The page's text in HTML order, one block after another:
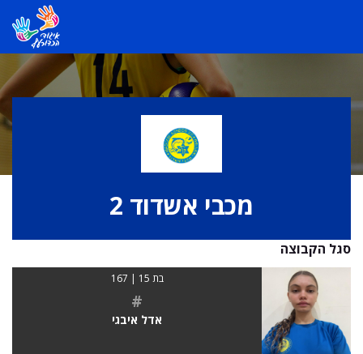
מכבי אשדוד 2
סגל הקבוצה
בת 15 | 167
#
אדל איבגי